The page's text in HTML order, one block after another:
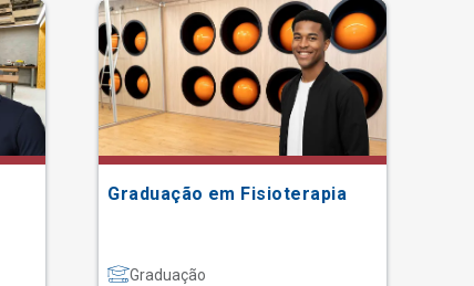
Graduação em Fisioterapia
Graduação